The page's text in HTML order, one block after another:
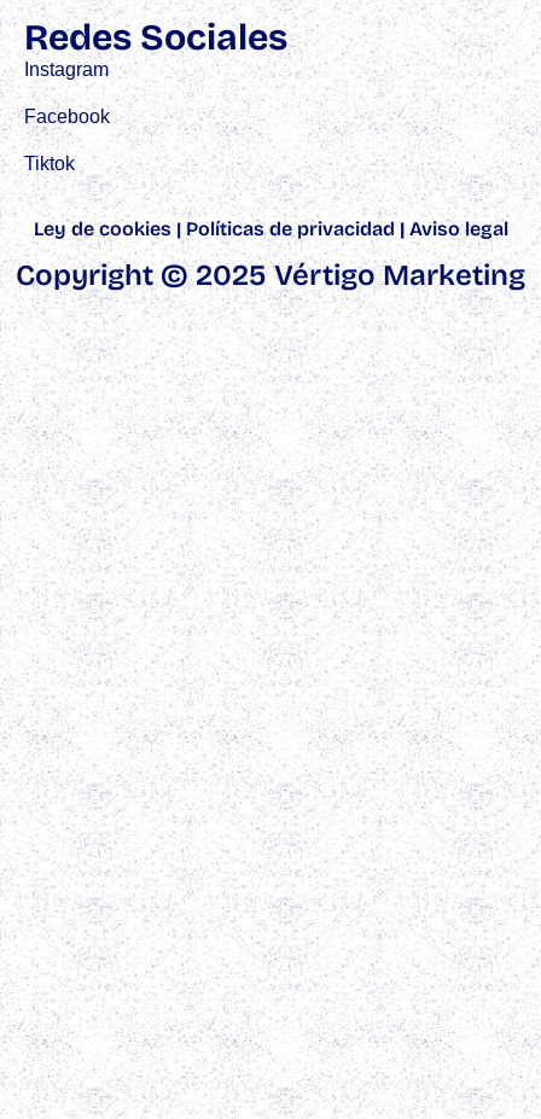
Redes Sociales
Instagram
Facebook
Tiktok
Ley de cookies |Políticas de privacidad | Aviso legal
Copyright © 2025 Vértigo Marketing